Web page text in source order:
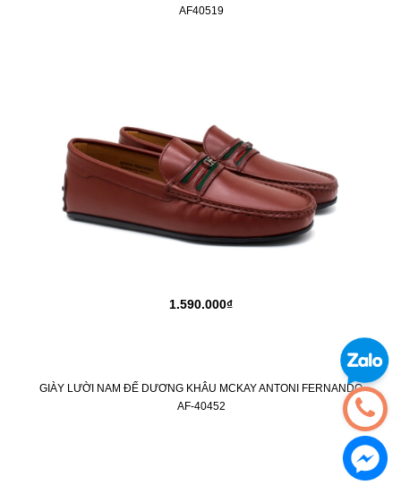
AF40519
1.590.000₫
GIÀY LƯỜI NAM ĐẾ DƯƠNG KHÂU MCKAY ANTONI FERNANDO
AF-40452